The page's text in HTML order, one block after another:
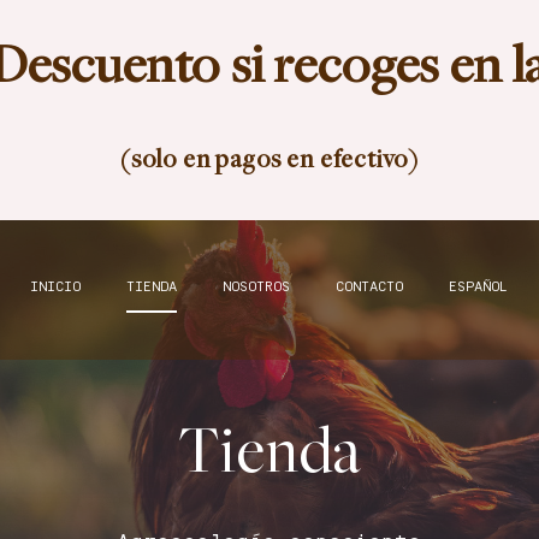
si recoges en
(solo en pagos en efectivo)
INICIO TIENDA NOSOTROS CONTACTO ESPAÑOL
Tienda